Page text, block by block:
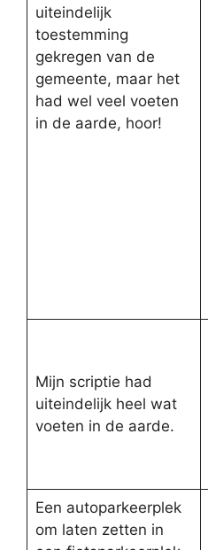
uiteindelijk
toestemming
gekregen van de
gemeente, maar het
had wel veel voeten
in de aarde, hoor!
Mijn scriptie had
uiteindelijk heel wat
voeten in de aarde.
Een autoparkeerplek
om laten zetten in